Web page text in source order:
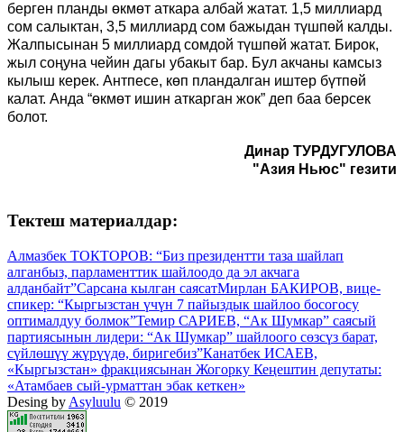
берген планды өкмөт аткара албай жатат. 1,5 миллиард
сом салыктан, 3,5 миллиард сом бажыдан түшпөй калды.
Жалпысынан 5 миллиард сомдой түшпөй жатат. Бирок,
жыл соңуна чейин дагы убакыт бар. Бул акчаны камсыз
кылыш керек. Антпесе, көп пландалган иштер бүтпөй
калат. Анда “өкмөт ишин аткарган жок” деп баа берсек
болот.
Динар ТУРДУГУЛОВА
"Азия Ньюс" гезити
Тектеш материалдар:
Алмазбек ТОКТОРОВ: “Биз президентти таза шайлап
алганбыз, парламенттик шайлоодо да эл акчага
алданбайт”Сарсана кылган саясатМирлан БАКИРОВ, вице-
спикер: “Кыргызстан үчүн 7 пайыздык шайлоо босогосу
оптималдуу болмок”Темир САРИЕВ, “Ак Шумкар” саясый
партиясынын лидери: “Ак Шумкар” шайлоого сөзсүз барат,
сүйлөшүү жүрүүдө, биригебиз”Канатбек ИСАЕВ,
«Кыргызстан» фракциясынан Жогорку Кеңештин депутаты:
«Атамбаев сый-урматтан эбак кеткен»
Desing by Asyluulu © 2019